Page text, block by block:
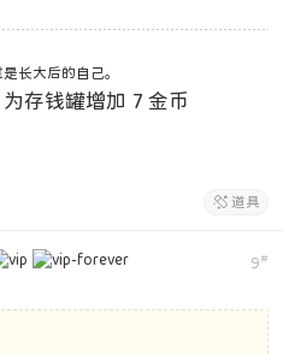
长大后的自己。
存钱罐增加 7 金币
 道具
9#